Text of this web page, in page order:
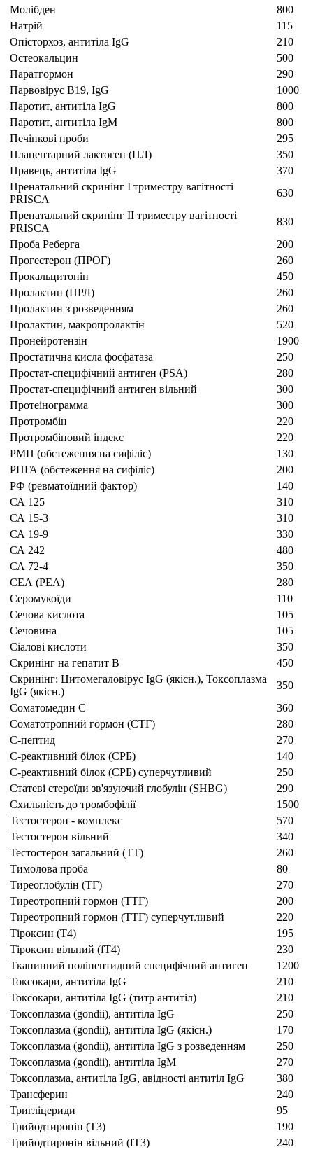
Молібден
800
Натрій
115
Опісторхоз, антитіла IgG
210
Остеокальцин
500
Паратгормон
290
Парвовірус B19, IgG
1000
Паротит, антитіла IgG
800
Паротит, антитіла IgM
800
Печінкові проби
295
Плацентарний лактоген (ПЛ)
350
Правець, антитіла IgG
370
Пренатальний скринінг I триместру вагітності
PRISCA
630
Пренатальний скринінг II триместру вагітності
PRISCA
830
Проба Реберга
200
Прогестерон (ПРОГ)
260
Прокальцитонін
450
Пролактин (ПРЛ)
260
Пролактин з розведенням
260
Пролактин, макропролактін
520
Пронейротензін
1900
Простатична кисла фосфатаза
250
Простат-специфічний антиген (PSA)
280
Простат-специфічний антиген вільний
300
Протеінограмма
300
Протромбін
220
Протромбіновий індекс
220
РМП (обстеження на сифіліс)
130
РПГА (обстеження на сифіліс)
200
РФ (ревматоїдний фактор)
140
СА 125
310
СА 15-3
310
СА 19-9
330
СА 242
480
СА 72-4
350
СЕА (РЕА)
280
Серомукоїди
110
Сечова кислота
105
Сечовина
105
Сіалові кислоти
350
Скринінг на гепатит В
450
Скринінг: Цитомегаловірус IgG (якісн.), Токсоплазма
IgG (якісн.)
350
Соматомедин C
360
Соматотропний гормон (СТГ)
280
С-пептид
270
С-реактивний білок (СРБ)
140
С-реактивний білок (СРБ) суперчутливий
250
Статеві стероїди зв'язуючий глобулін (SHBG)
290
Схильність до тромбофілії
1500
Тестостерон - комплекс
570
Тестостерон вільний
340
Тестостерон загальний (ТТ)
260
Тимолова проба
80
Тиреоглобулін (ТГ)
270
Тиреотропний гормон (ТТГ)
200
Тиреотропний гормон (ТТГ) суперчутливий
220
Тіроксин (Т4)
195
Тіроксин вільний (fТ4)
230
Тканинний поліпептидний специфічний антиген
1200
Токсокари, антитіла IgG
210
Токсокари, антитіла IgG (титр антитіл)
210
Токсоплазма (gondii), антитіла IgG
250
Токсоплазма (gondii), антитіла IgG (якісн.)
170
Токсоплазма (gondii), антитіла IgG з розведенням
250
Токсоплазма (gondii), антитіла IgM
270
Токсоплазма, антитіла IgG, авідності антитіл IgG
380
Трансферин
240
Тригліцериди
95
Трийодтиронін (Т3)
190
Трийодтиронін вільний (fТ3)
240